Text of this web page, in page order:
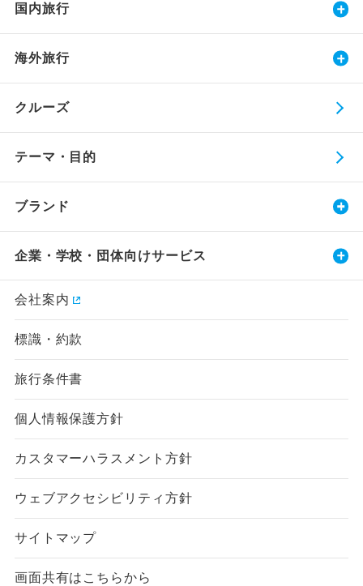
国内旅行
海外旅行
クルーズ
テーマ・目的
ブランド
企業・学校・団体向けサービス
会社案内
標識・約款
旅行条件書
個人情報保護方針
カスタマーハラスメント方針
ウェブアクセシビリティ方針
サイトマップ
画面共有はこちらから